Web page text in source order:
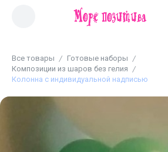
Все товары
Готовые наборы
Композиции из шаров без гелия
Колонна с индивидуальной надписью